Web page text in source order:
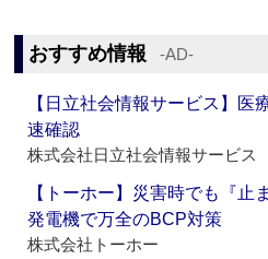
おすすめ情報 ‐AD‐
【日立社会情報サービス】医
速確認
株式会社日立社会情報サービス
【トーホー】災害時でも『
発電機で万全のBCP対策
株式会社トーホー